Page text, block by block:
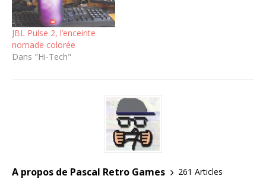
JBL Pulse 2, l’enceinte
nomade colorée
Dans "Hi-Tech"
A propos de Pascal Retro Games
261 Articles